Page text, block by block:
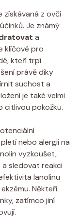
získávaná z ovčí‌
Je ⁢známý
a
klíčové pro
kteří trpí
právě ‍díky
suchost a
je také ⁤velmi
citlivou pokožku.
nebo alergií na
vyzkoušet,
sledovat reakci
lanolinu
​Někteří
zatímco jiní